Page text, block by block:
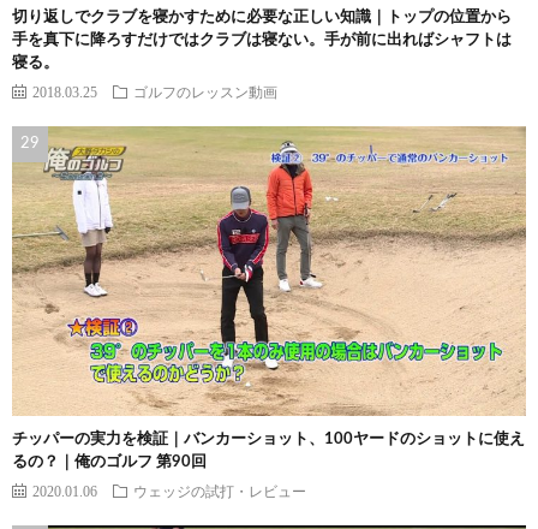
切り返しでクラブを寝かすために必要な正しい知識｜トップの位置から
手を真下に降ろすだけではクラブは寝ない。手が前に出ればシャフトは
寝る。
2018.03.25 ゴルフのレッスン動画
チッパーの実力を検証｜バンカーショット、100ヤードのショットに使え
るの？｜俺のゴルフ 第90回
2020.01.06 ウェッジの試打・レビュー